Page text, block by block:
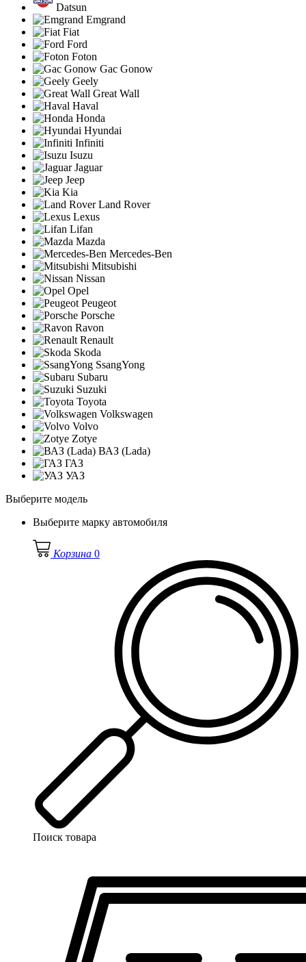
Datsun
Emgrand
Fiat
Ford
Foton
Gac Gonow
Geely
Great Wall
Haval
Honda
Hyundai
Infiniti
Isuzu
Jaguar
Jeep
Kia
Land Rover
Lexus
Lifan
Mazda
Mercedes-Ben
Mitsubishi
Nissan
Opel
Peugeot
Porsche
Ravon
Renault
Skoda
SsangYong
Subaru
Suzuki
Toyota
Volkswagen
Volvo
Zotye
ВАЗ (Lada)
ГАЗ
УАЗ
Выберите модель
Выберите марку автомобиля
Корзина 0
Поиск товара